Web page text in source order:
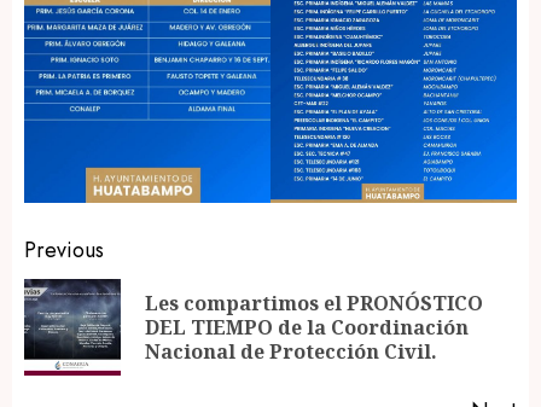
Post
navigation
Previous
Les compartimos el PRONÓSTICO
DEL TIEMPO de la Coordinación
Nacional de Protección Civil.